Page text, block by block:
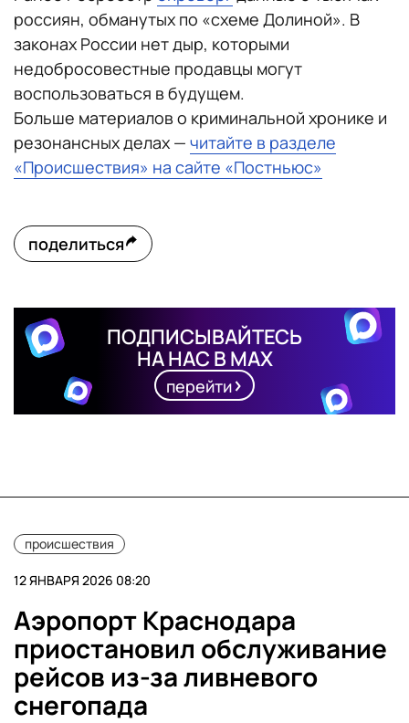
россиян, обманутых по «схеме Долиной». В
законах России нет дыр, которыми
недобросовестные продавцы могут
воспользоваться в будущем.
Больше материалов о криминальной хронике и
резонансных делах — читайте в разделе
«Происшествия» на сайте «Постньюс»
поделиться
ПОДПИСЫВАЙТЕСЬ
НА НАС В MAX
перейти
происшествия
12 ЯНВАРЯ 2026 08:20
Аэропорт Краснодара
приостановил обслуживание
рейсов из-за ливневого
снегопада